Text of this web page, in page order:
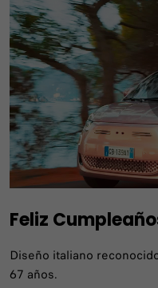
Feliz
Diseño italiano
67 años.